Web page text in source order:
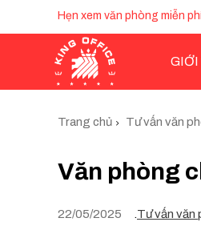
Hẹn xem văn phòng miễn
Trang chủ Tư vấn văn
Văn phòng
22/05/2025 .Tư vấn văn